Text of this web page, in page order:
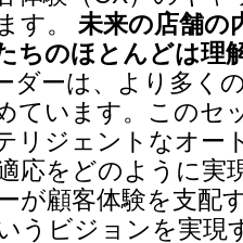
す。 未来の店舗の
ちのほとんどは理
ダーは、より多く
ています。このセ
リジェントなオー
応をどのように実
が顧客体験を支配
うビジョンを実現